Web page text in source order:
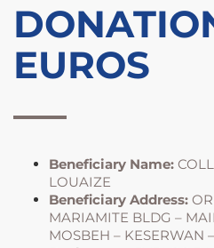
EUROS
Beneficiary Name:
LOUAIZE
Beneficiary Address:
MARIAMITE BLDG –
MOSBEH – KESERWAN